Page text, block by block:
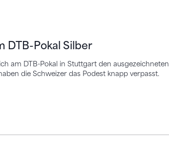
DTB-Pokal Silber
am DTB-Pokal in Stuttgart den ausgezeichneten
die Schweizer das Podest knapp verpasst.
Silber